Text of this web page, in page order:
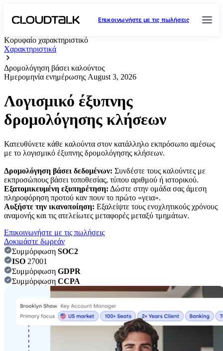
Επικοινωνήστε με τις πωλήσεις
Κορυφαίο χαρακτηριστικό
Χαρακτηριστικά
Δρομολόγηση βάσει καλούντος
Ημερομηνία ενημέρωσης August 3, 2026
Λογισμικό έξυπνης
δρομολόγησης κλήσεων
Κατευθύνετε κάθε καλούντα στον κατάλληλο εκπρόσωπο αμέσως
με το λογισμικό έξυπνης δρομολόγησης κλήσεων.
Δρομολόγηση βάσει δεδομένων: Συνδέστε τους καλούντες με
εκπροσώπους βάσει τοποθεσίας, τύπου αριθμού ή ιστορικού.
Εξατομικευμένη εξυπηρέτηση: Δώστε στην ομάδα σας άμεση
πληροφόρηση προτού καν πουν το πρώτο «γεια».
Αυξήστε την ικανοποίηση: Εξαλείψτε τους ενοχλητικούς χρόνους
αναμονής και τις ατελείωτες μεταφορές μεταξύ τμημάτων.
Επικοινωνήστε με τις πωλήσεις
Δοκιμάστε δωρεάν
Συμμόρφωση SOC2
ISO 27001
Συμμόρφωση GDPR
Συμμόρφωση CCPA